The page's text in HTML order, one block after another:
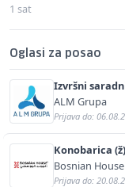
1 sat
Oglasi za posao
Izvršni
ALM Grupa
Prijava do:
Konobarica (ž)
Bosnian
Prijava do: